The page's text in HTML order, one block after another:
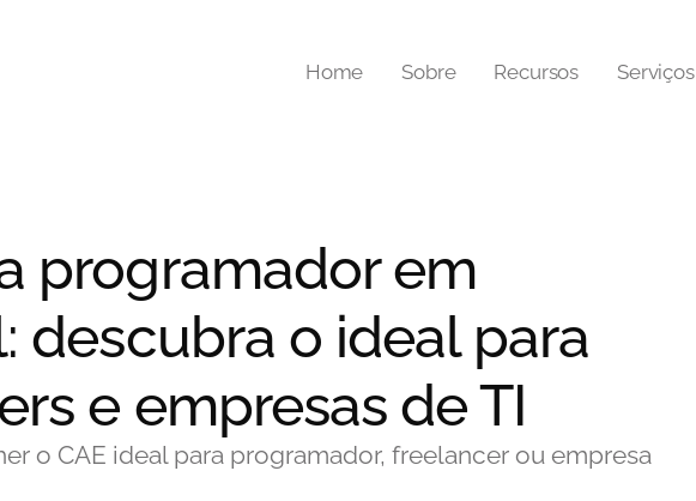
Home Sobre Recursos Serviços
programador em
descubra o ideal para
e empresas de TI
o CAE ideal para programador, freelancer ou empresa